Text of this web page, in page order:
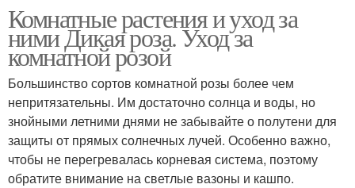
Комнатные растения и уход за
ними Дикая роза. Уход за
комнатной розой
Большинство сортов комнатной розы более чем
непритязательны. Им достаточно солнца и воды, но
знойными летними днями не забывайте о полутени для
защиты от прямых солнечных лучей. Особенно важно,
чтобы не перегревалась корневая система, поэтому
обратите внимание на светлые вазоны и кашпо.